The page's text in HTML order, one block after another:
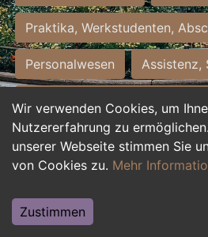
Wir verwenden Cookies, um
Nutzererfahrung zu
unserer Webseite stimmen Sie
von Cookies zu. Mehr
Zustimmen
Praktika, Werkstudenten,
Personalwesen Assistenz,
Hilfskräfte, Aushilfs- und
Einkauf, Logistik,
Weiterbildung, Studium, duale
Tourismus